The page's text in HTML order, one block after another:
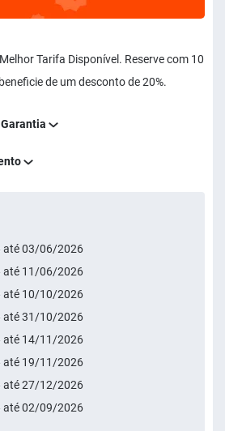
Tarifa Disponível. Reserve com 10
de um desconto de 20%.
até 03/06/2026
até 11/06/2026
até 10/10/2026
até 31/10/2026
até 14/11/2026
até 19/11/2026
até 27/12/2026
até 02/09/2026